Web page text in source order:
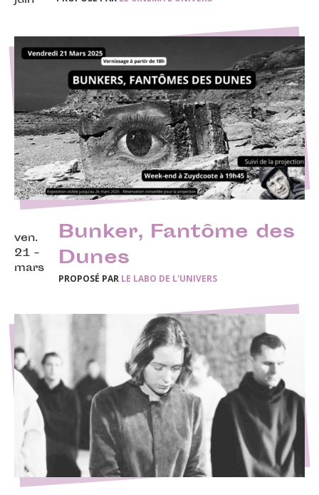
ven.
21 -
mars
Bunker, Fantôme des
Dunes
PROPOSÉ PAR LE LABO DE L'UNIVERS